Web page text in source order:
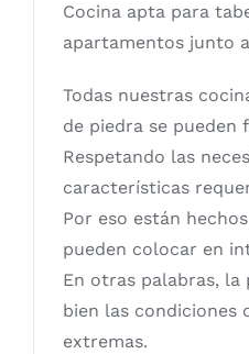
Cocina apta para
apartamentos junto
Todas nuestras
de piedra se pueden
Respetando las
características
Por eso están
pueden colocar en
En otras palabras,
bien las condiciones
extremas.